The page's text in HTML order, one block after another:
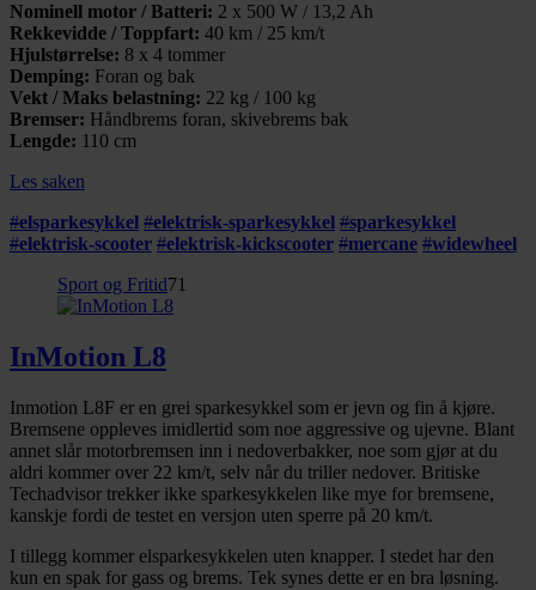
Nominell motor / Batteri: 2 x 500 W / 13,2 Ah
Rekkevidde / Toppfart: 40 km / 25 km/t
Hjulstørrelse: 8 x 4 tommer
Demping: Foran og bak
Vekt / Maks belastning: 22 kg / 100 kg
Bremser: Håndbrems foran, skivebrems bak
Lengde: 110 cm
Les saken
#elsparkesykkel #elektrisk-sparkesykkel #sparkesykkel
#elektrisk-scooter #elektrisk-kickscooter #mercane #widewheel
Sport og Fritid71
InMotion L8
Inmotion L8F er en grei sparkesykkel som er jevn og fin å kjøre.
Bremsene oppleves imidlertid som noe aggressive og ujevne. Blant
annet slår motorbremsen inn i nedoverbakker, noe som gjør at du
aldri kommer over 22 km/t, selv når du triller nedover. Britiske
Techadvisor trekker ikke sparkesykkelen like mye for bremsene,
kanskje fordi de testet en versjon uten sperre på 20 km/t.
I tillegg kommer elsparkesykkelen uten knapper. I stedet har den
kun en spak for gass og brems. Tek synes dette er en bra løsning.